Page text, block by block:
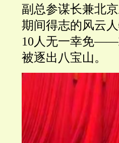
副总参谋长兼北
期间得志的风云
10人无一幸免——
被逐出八宝山。